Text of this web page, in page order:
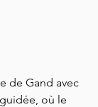
de Gand avec
où le